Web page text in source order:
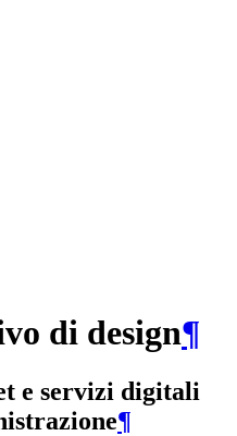
di design¶
e servizi digitali
¶